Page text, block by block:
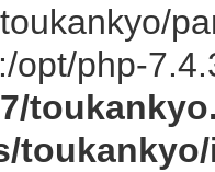
opt/php-